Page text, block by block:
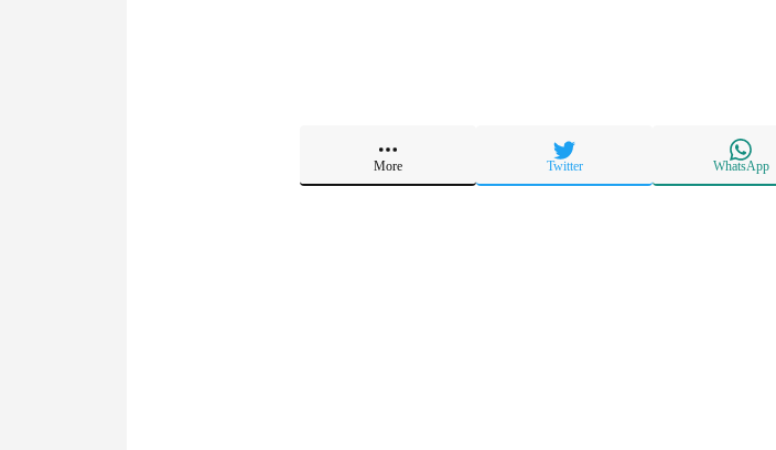
WhatsApp
Twitter
More